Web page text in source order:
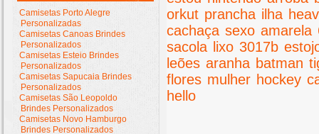
Camisetas Porto Alegre
Personalizadas
Camisetas Canoas Brindes
Personalizados
Camisetas Esteio Brindes
Personalizados
Camisetas Sapucaia Brindes
Personalizados
Camisetas São Leopoldo
Brindes Personalizados
Camisetas Novo Hamburgo
Brindes Personalizados
orkut prancha ilha
cachaça sexo amarela
sacola lixo 3017b
leões aranha batman
flores mulher hockey
hello